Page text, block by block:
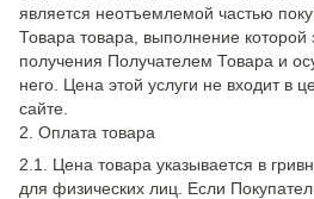
является неотъемлемой частью
Товара товара, выполнение которой
получения Получателем Товара и
него. Цена этой услуги не входит в
сайте.
2. Оплата товара
2.1. Цена товара указывается в
для физических лиц. Если